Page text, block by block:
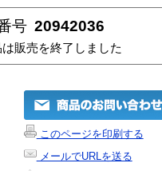
号 20942036
販売を終了しました
このページを印刷する
メールでURLを送る